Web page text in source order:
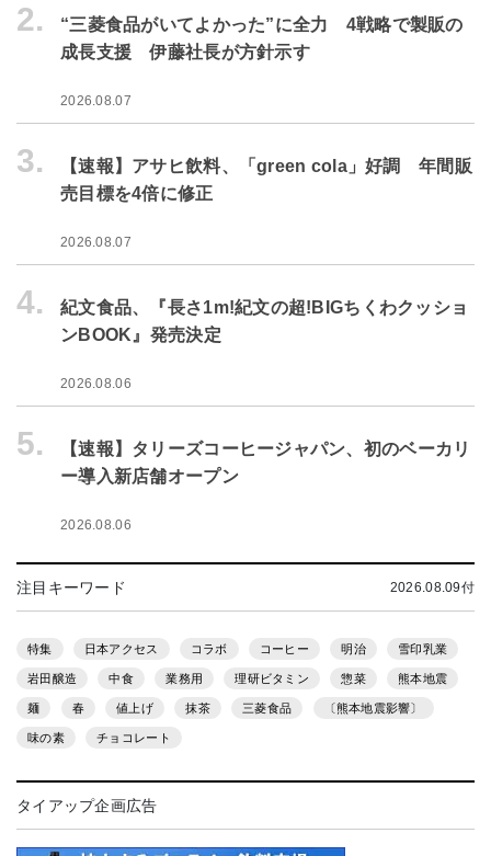
2.
“三菱食品がいてよかった”に全力 4戦略で製販の
成長支援 伊藤社長が方針示す
2026.08.07
3.
【速報】アサヒ飲料、「green cola」好調 年間販
売目標を4倍に修正
2026.08.07
4.
紀文食品、『長さ1m!紀文の超!BIGちくわクッショ
ンBOOK』発売決定
2026.08.06
5.
【速報】タリーズコーヒージャパン、初のベーカリ
ー導入新店舗オープン
2026.08.06
注目キーワード 2026.08.09付
特集 日本アクセス コラボ コーヒー 明治 雪印乳業
岩田醸造 中食 業務用 理研ビタミン 惣菜 熊本地震
麺 春 値上げ 抹茶 三菱食品 〔熊本地震影響〕
味の素 チョコレート
タイアップ企画広告